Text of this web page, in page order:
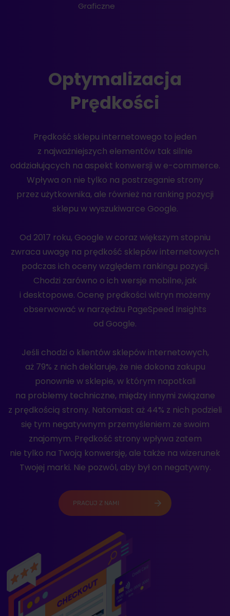
Graficzne
Optymalizacja
Prędkości
Prędkość sklepu internetowego to jeden
z najważniejszych elementów tak silnie
oddziałujących na aspekt konwersji w e-commerce.
Wpływa on nie tylko na postrzeganie strony
przez użytkownika, ale również na ranking pozycji
sklepu w wyszukiwarce Google.
Od 2017 roku, Google w coraz większym stopniu
zwraca uwagę na prędkość sklepów internetowych
podczas ich oceny względem rankingu pozycji.
Chodzi zarówno o ich wersje mobilne, jak
i desktopowe. Ocenę prędkości witryn możemy
obserwować w narzędziu PageSpeed Insights
od Google.
Jeśli chodzi o klientów sklepów internetowych,
aż 79% z nich deklaruje, że nie dokona zakupu
ponownie w sklepie, w którym napotkali
na problemy techniczne, między innymi związane
z prędkością strony. Natomiast aż 44% z nich podzieli
się tym negatywnym przemyśleniem ze swoim
znajomym. Prędkość strony wpływa zatem
nie tylko na Twoją konwersję, ale także na wizerunek
Twojej marki. Nie pozwól, aby był on negatywny.
PRACUJ Z NAMI